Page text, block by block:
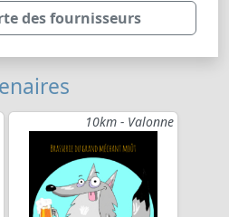
des fournisseurs
10km - Valonne